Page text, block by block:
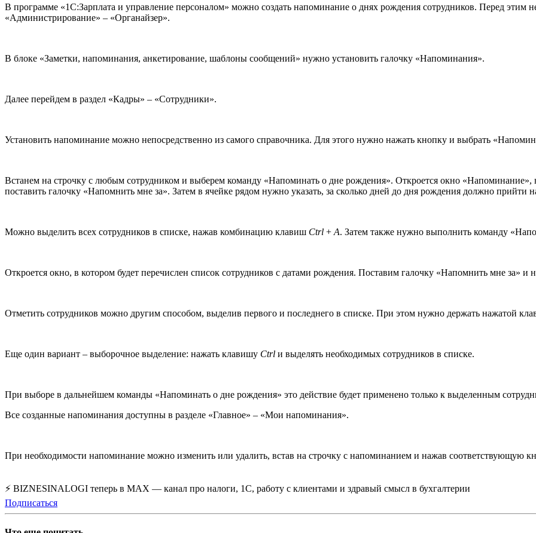
В программе «1С:Зарплата и управление персоналом» можно создать напоминание о днях рождения сотрудников. Перед этим
«Администрирование» – «Органайзер».
В блоке «Заметки, напоминания, анкетирование, шаблоны сообщений» нужно установить галочку «Напоминания».
Далее перейдем в раздел «Кадры» – «Сотрудники».
Установить напоминание можно непосредственно из самого справочника. Для этого нужно нажать кнопку и выбрать
Встанем на строчку с любым сотрудником и выберем команду «Напоминать о дне рождения». Откроется окно «Напоминание»,
поставить галочку «Напомнить мне за». Затем в ячейке рядом нужно указать, за сколько дней до дня рождения должно
Можно выделить всех сотрудников в списке, нажав комбинацию клавиш Ctrl + A. Затем также нужно выполнить команду
Откроется окно, в котором будет перечислен список сотрудников с датами рождения. Поставим галочку «Напомнить мне за»
Отметить сотрудников можно другим способом, выделив первого и последнего в списке. При этом нужно держать нажатой
Еще один вариант – выборочное выделение: нажать клавишу Ctrl и выделять необходимых сотрудников в списке.
При выборе в дальнейшем команды «Напоминать о дне рождения» это действие будет применено только к выделенным
Все созданные напоминания доступны в разделе «Главное» – «Мои напоминания».
При необходимости напоминание можно изменить или удалить, встав на строчку с напоминанием и нажав соответствующую
⚡ BIZNESINALOGI теперь в MAX — канал про налоги, 1С, работу с клиентами и здравый смысл в бухгалтерии
Подписаться